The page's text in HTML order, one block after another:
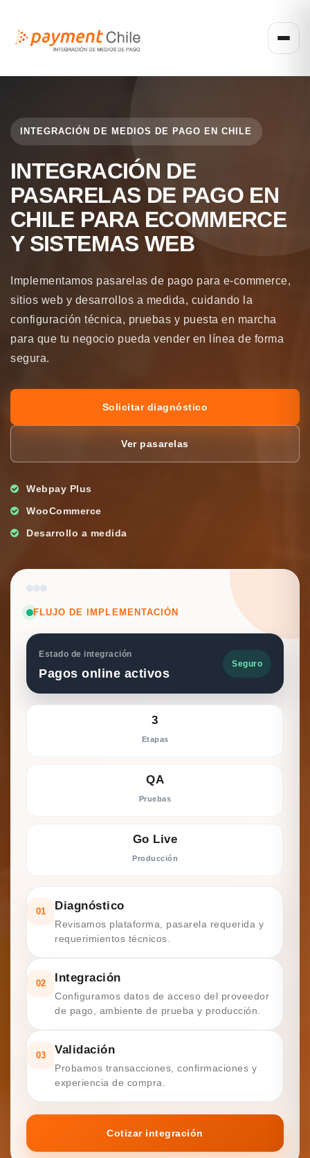
INTEGRACIÓN DE MEDIOS DE PAGO EN CHILE
INTEGRACIÓN DE
PASARELAS DE PAGO EN
CHILE PARA ECOMMERCE
Y SISTEMAS WEB
Implementamos pasarelas de pago para e-commerce,
sitios web y desarrollos a medida, cuidando la
configuración técnica, pruebas y puesta en marcha
para que tu negocio pueda vender en línea de forma
segura.
Solicitar diagnóstico
Ver pasarelas
Webpay Plus
WooCommerce
Desarrollo a medida
FLUJO DE IMPLEMENTACIÓN
Estado de integración
Pagos online activos
Seguro
3
Etapas
QA
Pruebas
Go Live
Producción
01 Diagnóstico
Revisamos plataforma, pasarela requerida y
requerimientos técnicos.
02 Integración
Configuramos datos de acceso del proveedor
de pago, ambiente de prueba y producción.
03 Validación
Probamos transacciones, confirmaciones y
experiencia de compra.
Cotizar integración